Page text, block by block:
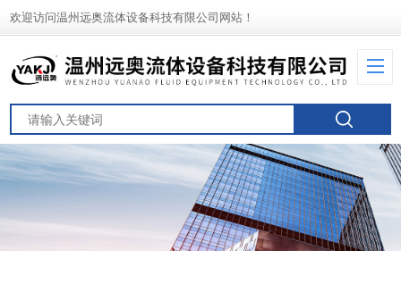
欢迎访问温州远奥流体设备科技有限公司网站！